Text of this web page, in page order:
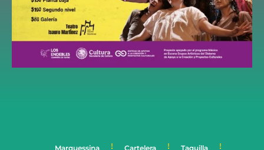
Marquessina Cartelera Taquilla